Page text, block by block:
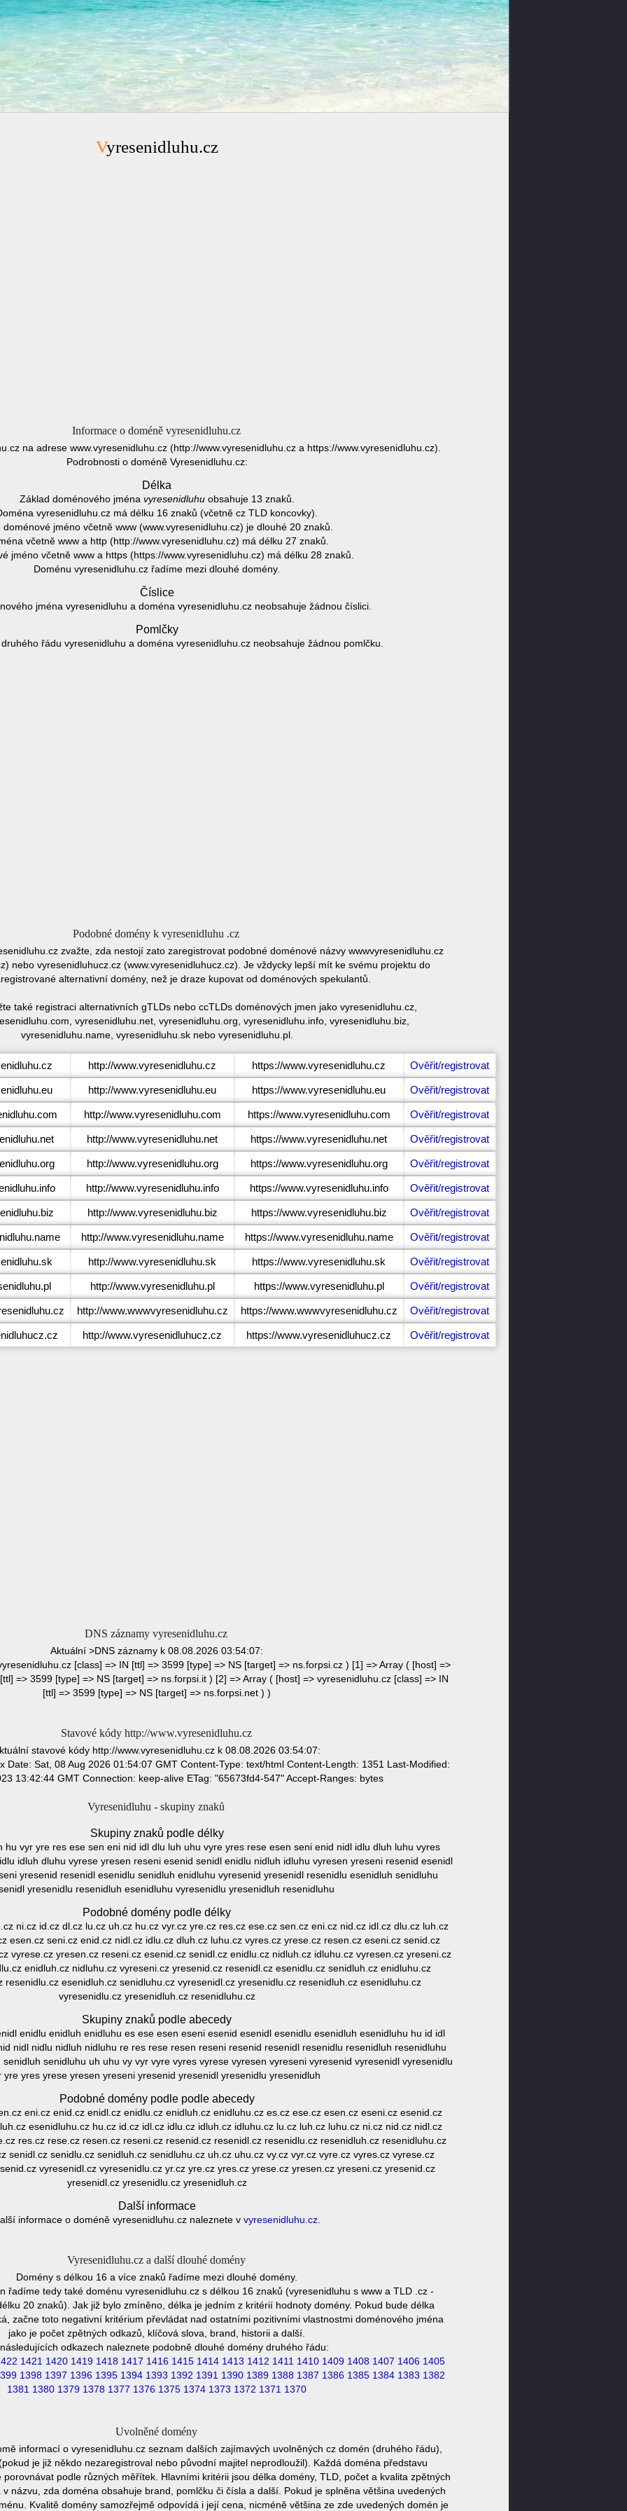
Vyresenidluhu.cz
Informace o doméně vyresenidluhu.cz
na adrese www.vyresenidluhu.cz (http://www.vyresenidluhu.cz a https://www.vyresenidluhu.cz).
Podrobnosti o doméně Vyresenidluhu.cz:
Délka
Základ doménového jména vyresenidluhuobsahuje 13 znaků.
vyresenidluhu.cz má délku 16 znaků (včetně cz TLD koncovky).
doménové jméno včetně www (www.vyresenidluhu.cz) je dlouhé 20 znaků.
včetně www a http (http://www.vyresenidluhu.cz) má délku 27 znaků.
jméno včetně www a https (https://www.vyresenidluhu.cz) má délku 28 znaků.
Doménu vyresenidluhu.cz řadíme mezi dlouhé domény.
Číslice
jména vyresenidluhu a doména vyresenidluhu.cz neobsahuje žádnou číslici.
Pomlčky
řádu vyresenidluhu a doména vyresenidluhu.cz neobsahuje žádnou pomlčku.
Podobné domény k vyresenidluhu .cz
zvažte, zda nestojí zato zaregistrovat podobné doménové názvy wwwvyresenidluhu.cz
nebo vyresenidluhucz.cz (www.vyresenidluhucz.cz). Je vždycky lepší mít ke svému projektu do
alternativní domény, než je draze kupovat od doménových spekulantů.
také registraci alternativních gTLDs nebo ccTLDs doménových jmen jako vyresenidluhu.cz,
vyresenidluhu.net, vyresenidluhu.org, vyresenidluhu.info, vyresenidluhu.biz,
vyresenidluhu.name, vyresenidluhu.sk nebo vyresenidluhu.pl.
http://www.vyresenidluhu.cz https://www.vyresenidluhu.cz Ověřit/registrovat
http://www.vyresenidluhu.eu https://www.vyresenidluhu.eu Ověřit/registrovat
http://www.vyresenidluhu.com https://www.vyresenidluhu.com Ověřit/registrovat
http://www.vyresenidluhu.net https://www.vyresenidluhu.net Ověřit/registrovat
http://www.vyresenidluhu.org https://www.vyresenidluhu.org Ověřit/registrovat
http://www.vyresenidluhu.info https://www.vyresenidluhu.info Ověřit/registrovat
http://www.vyresenidluhu.biz https://www.vyresenidluhu.biz Ověřit/registrovat
http://www.vyresenidluhu.name https://www.vyresenidluhu.name Ověřit/registrovat
http://www.vyresenidluhu.sk https://www.vyresenidluhu.sk Ověřit/registrovat
http://www.vyresenidluhu.pl https://www.vyresenidluhu.pl Ověřit/registrovat
http://www.wwwvyresenidluhu.cz https://www.wwwvyresenidluhu.cz Ověřit/registrovat
http://www.vyresenidluhucz.cz https://www.vyresenidluhucz.cz Ověřit/registrovat
DNS záznamy vyresenidluhu.cz
Aktuální >DNS záznamy k 08.08.2026 03:54:07:
[class] => IN [ttl] => 3599 [type] => NS [target] => ns.forpsi.cz ) [1] => Array ( [host] =>
=> 3599 [type] => NS [target] => ns.forpsi.it ) [2] => Array ( [host] => vyresenidluhu.cz [class] => IN
[ttl] => 3599 [type] => NS [target] => ns.forpsi.net ) )
Stavové kódy http://www.vyresenidluhu.cz
stavové kódy http://www.vyresenidluhu.cz k 08.08.2026 03:54:07:
Date: Sat, 08 Aug 2026 01:54:07 GMT Content-Type: text/html Content-Length: 1351 Last-Modified:
13:42:44 GMT Connection: keep-alive ETag: "65673fd4-547" Accept-Ranges: bytes
Vyresenidluhu - skupiny znaků
Skupiny znaků podle délky
hu vyr yre res ese sen eni nid idl dlu luh uhu vyre yres rese esen seni enid nidl idlu dluh luhu vyres
idluh dluhu vyrese yresen reseni esenid senidl enidlu nidluh idluhu vyresen yreseni resenid esenidl
yresenid resenidl esenidlu senidluh enidluhu vyresenid yresenidl resenidlu esenidluh senidluhu
yresenidlu resenidluh esenidluhu vyresenidlu yresenidluh resenidluhu
Podobné domény podle délky
ni.cz id.cz dl.cz lu.cz uh.cz hu.cz vyr.cz yre.cz res.cz ese.cz sen.cz eni.cz nid.cz idl.cz dlu.cz luh.cz
esen.cz seni.cz enid.cz nidl.cz idlu.cz dluh.cz luhu.cz vyres.cz yrese.cz resen.cz eseni.cz senid.cz
vyrese.cz yresen.cz reseni.cz esenid.cz senidl.cz enidlu.cz nidluh.cz idluhu.cz vyresen.cz yreseni.cz
enidluh.cz nidluhu.cz vyreseni.cz yresenid.cz resenidl.cz esenidlu.cz senidluh.cz enidluhu.cz
resenidlu.cz esenidluh.cz senidluhu.cz vyresenidl.cz yresenidlu.cz resenidluh.cz esenidluhu.cz
vyresenidlu.cz yresenidluh.cz resenidluhu.cz
Skupiny znaků podle abecedy
enidlu enidluh enidluhu es ese esen eseni esenid esenidl esenidlu esenidluh esenidluhu hu id idl
nidl nidlu nidluh nidluhu re res rese resen reseni resenid resenidl resenidlu resenidluh resenidluhu
senidluhu uh uhu vy vyr vyre vyres vyrese vyresen vyreseni vyresenid vyresenidl vyresenidlu
yre yres yrese yresen yreseni yresenid yresenidl yresenidlu yresenidluh
Podobné domény podle podle abecedy
eni.cz enid.cz enidl.cz enidlu.cz enidluh.cz enidluhu.cz es.cz ese.cz esen.cz eseni.cz esenid.cz
esenidluhu.cz hu.cz id.cz idl.cz idlu.cz idluh.cz idluhu.cz lu.cz luh.cz luhu.cz ni.cz nid.cz nidl.cz
res.cz rese.cz resen.cz reseni.cz resenid.cz resenidl.cz resenidlu.cz resenidluh.cz resenidluhu.cz
senidl.cz senidlu.cz senidluh.cz senidluhu.cz uh.cz uhu.cz vy.cz vyr.cz vyre.cz vyres.cz vyrese.cz
vyresenidl.cz vyresenidlu.cz yr.cz yre.cz yres.cz yrese.cz yresen.cz yreseni.cz yresenid.cz
yresenidl.cz yresenidlu.cz yresenidluh.cz
Další informace
informace o doméně vyresenidluhu.cz naleznete v vyresenidluhu.cz
Vyresenidluhu.cz a další dlouhé domény
Domény s délkou 16 a více znaků řadíme mezi dlouhé domény.
řadíme tedy také doménu vyresenidluhu.cz s délkou 16 znaků (vyresenidluhu s www a TLD .cz -
20 znaků). Jak již bylo zmíněno, délka je jedním z kritérií hodnoty domény. Pokud bude délka
začne toto negativní kritérium převládat nad ostatními pozitivními vlastnostmi doménového jména
jako je počet zpětných odkazů, klíčová slova, brand, historii a další.
odkazech naleznete podobně dlouhé domény druhého řádu:
1421 1420 1419 1418 1417 1416 1415 1414 1413 1412 1411 1410 1409 1408 1407 1406 1405
1398 1397 1396 1395 1394 1393 1392 1391 1390 1389 1388 1387 1386 1385 1384 1383 1382
1381 1380 1379 1378 1377 1376 1375 1374 1373 1372 1371 1370
Uvolněné domény
informací o vyresenidluhu.cz seznam dalších zajímavých uvolněných cz domén (druhého řádu),
je již někdo nezaregistroval nebo původní majitel neprodloužil). Každá doména představu
podle různých měřítek. Hlavními kritérii jsou délka domény, TLD, počet a kvalita zpětných
názvu, zda doména obsahuje brand, pomlčku či čísla a další. Pokud je splněna většina uvedených
Kvalitě domény samozřejmě odpovídá i její cena, nicméně většina ze zde uvedených domén je